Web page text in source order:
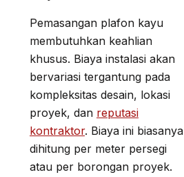
Pemasangan plafon kayu
membutuhkan keahlian
khusus. Biaya instalasi akan
bervariasi tergantung pada
kompleksitas desain, lokasi
proyek, dan reputasi
kontraktor. Biaya ini biasanya
dihitung per meter persegi
atau per borongan proyek.